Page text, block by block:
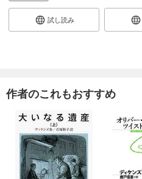
試し読み
作者のこれもおすすめ